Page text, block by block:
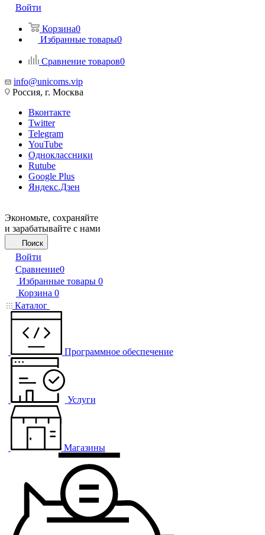
Войти
Корзина0
Избранные товары0
Сравнение товаров0
info@unicoms.vip
Россия, г. Москва
Вконтакте
Twitter
Telegram
YouTube
Одноклассники
Rutube
Google Plus
Яндекс.Дзен
Экономьте, сохраняйте
и зарабатывайте с нами
Поиск
Войти
Сравнение0
Избранные товары 0
Корзина 0
Каталог
Программное обеспечение
Услуги
Магазины